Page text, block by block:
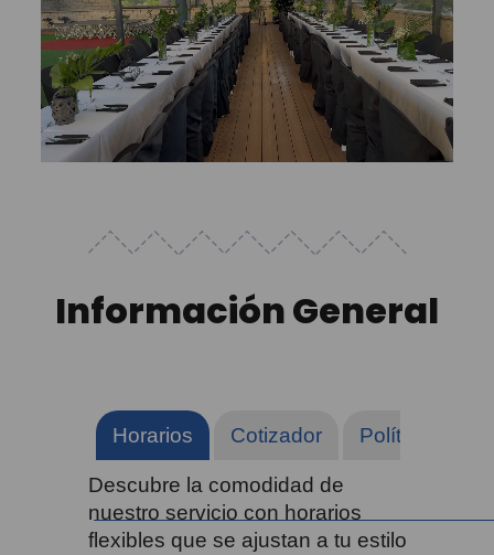
Información General
Horarios Cotizador Políticas,
Descubre la comodidad de
nuestro servicio con horarios
flexibles que se ajustan a tu estilo